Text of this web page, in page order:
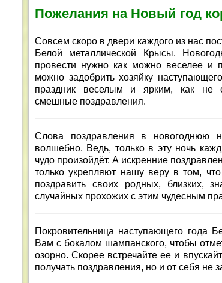
Пожелания на Новый год
Совсем скоро в двери каждого из нас
Белой металлической Крысы.
провести нужно как можно веселее и
можно задобрить хозяйку
праздник веселым и ярким, как не
смешные поздравления.
Слова поздравления в новогоднюю
волшебно. Ведь, только в эту ночь
чудо произойдёт. А искренние
только укрепляют нашу веру в том,
поздравить своих родных, близких,
случайных прохожих с этим чудесным
Покровительница наступающего года
Вам с бокалом шампанского, чтобы
озорно. Скорее встречайте ее и
получать поздравления, но и от себя не